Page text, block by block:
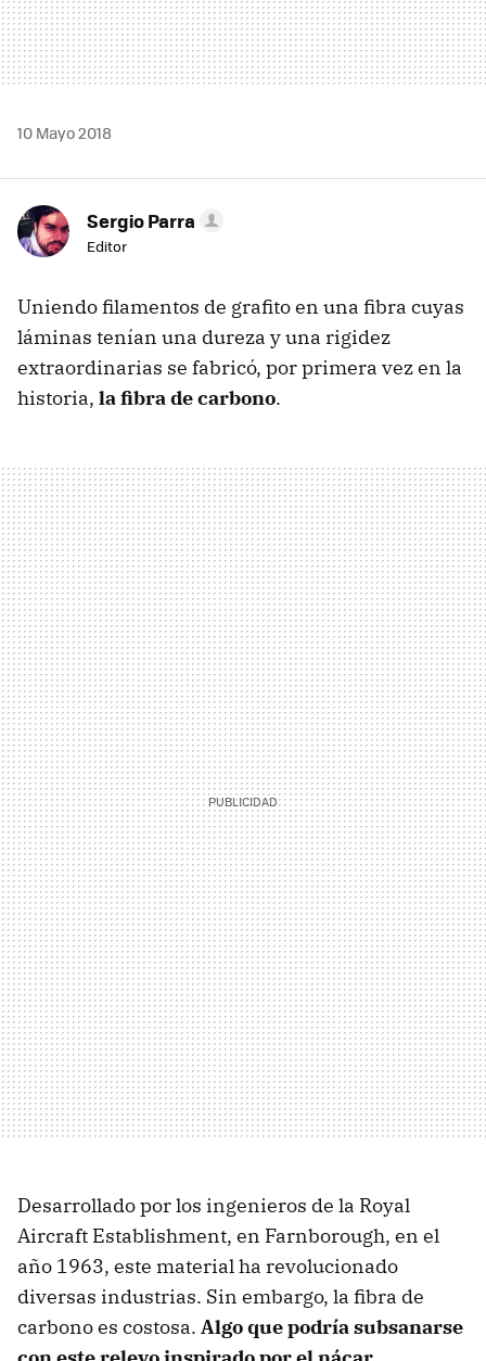
10 Mayo 2018
Sergio Parra
Editor
Uniendo filamentos de grafito en una fibra cuyas
láminas tenían una dureza y una rigidez
extraordinarias se fabricó, por primera vez en la
historia, la fibra de carbono.
Desarrollado por los ingenieros de la Royal
Aircraft Establishment, en Farnborough, en el
año 1963, este material ha revolucionado
diversas industrias. Sin embargo, la fibra de
carbono es costosa. Algo que podría subsanarse